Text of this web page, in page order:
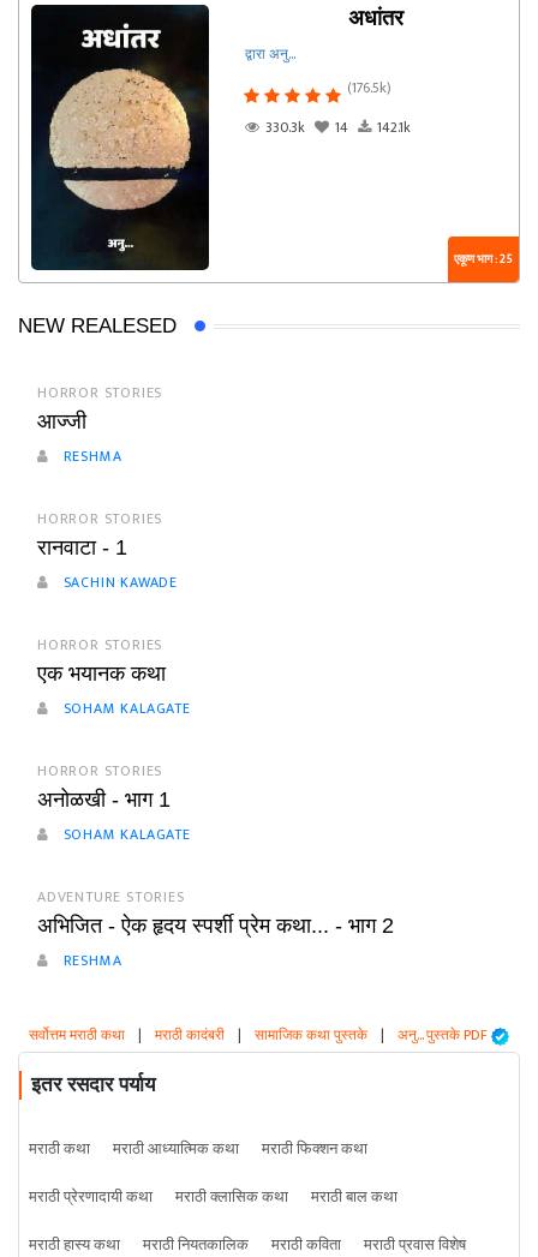
अधांतर
द्वारा अनु...
(176.5k)
330.3k
14 142.1k
एकूण भाग : 25
NEW REALESED
HORROR STORIES
आज्जी
RESHMA
HORROR STORIES
रानवाटा - 1
SACHIN KAWADE
HORROR STORIES
एक भयानक कथा
SOHAM KALAGATE
HORROR STORIES
अनोळखी - भाग 1
SOHAM KALAGATE
ADVENTURE STORIES
अभिजित - ऐक हृदय स्पर्शी प्रेम कथा... - भाग 2
RESHMA
सर्वोत्तम मराठी कथा | मराठी कादंबरी | सामाजिक कथा पुस्तके | अनु... पुस्तके PDF
इतर रसदार पर्याय
मराठी कथा मराठी आध्यात्मिक कथा
मराठी फिक्शन कथा
मराठी प्रेरणादायी कथा
मराठी क्लासिक कथा
मराठी बाल कथा
मराठी हास्य कथा
मराठी नियतकालिक मराठी कविता
मराठी प्रवास विशेष